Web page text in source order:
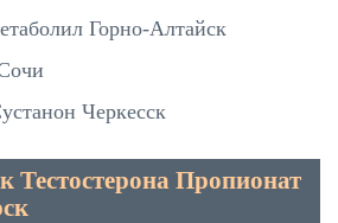
Горно-Алтайск
Черкесск
Тестостерона Пропионат